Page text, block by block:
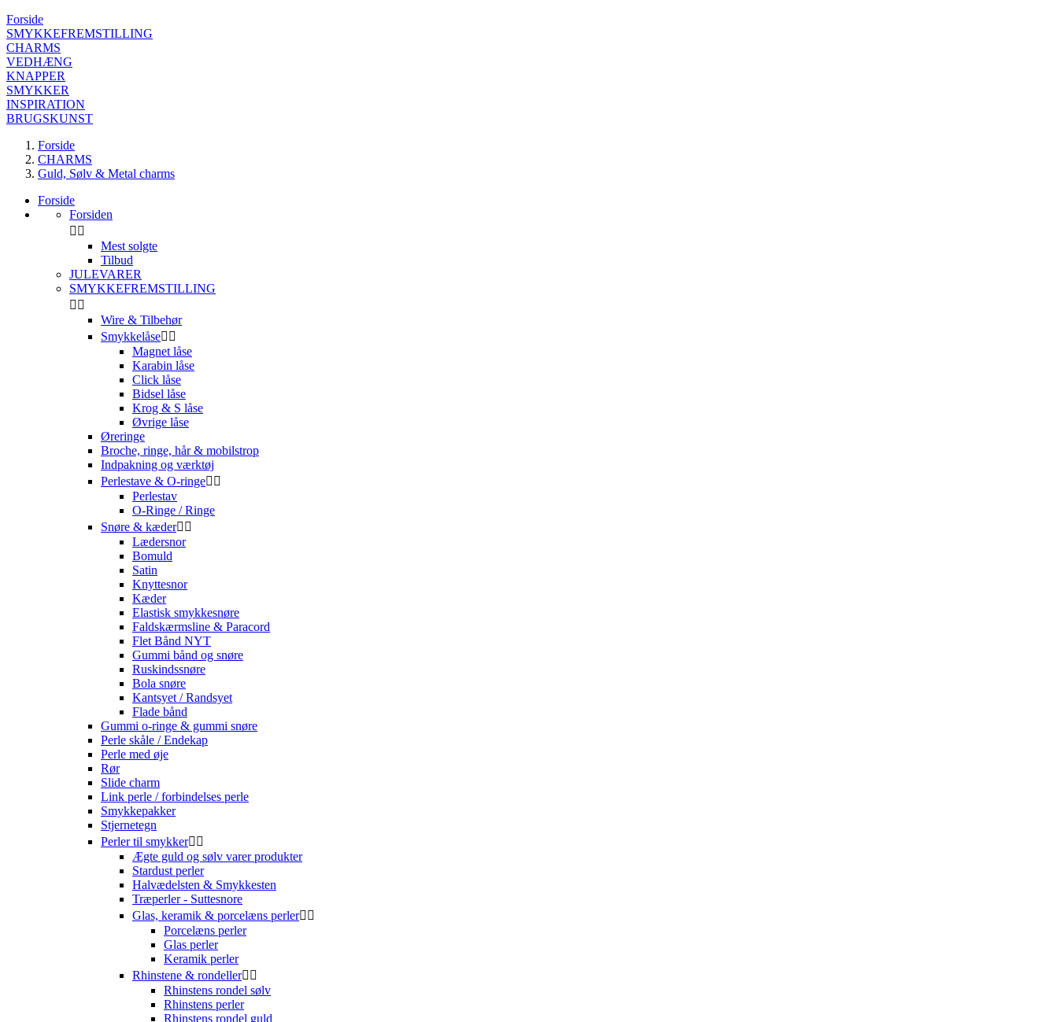
Forside
SMYKKEFREMSTILLING
CHARMS
VEDHÆNG
KNAPPER
SMYKKER
INSPIRATION
BRUGSKUNST
Forside
CHARMS
Guld, Sølv & Metal charms
Forside
Forsiden
 
Mest solgte
Tilbud
JULEVARER
SMYKKEFREMSTILLING
 
Wire & Tilbehør
Smykkelåse 
Magnet låse
Karabin låse
Click låse
Bidsel låse
Krog & S låse
Øvrige låse
Øreringe
Broche, ringe, hår & mobilstrop
Indpakning og værktøj
Perlestave & O-ringe 
Perlestav
O-Ringe / Ringe
Snøre & kæder 
Lædersnor
Bomuld
Satin
Knyttesnor
Kæder
Elastisk smykkesnøre
Faldskærmsline & Paracord
Flet Bånd NYT
Gummi bånd og snøre
Ruskindssnøre
Bola snøre
Kantsyet / Randsyet
Flade bånd
Gummi o-ringe & gummi snøre
Perle skåle / Endekap
Perle med øje
Rør
Slide charm
Link perle / forbindelses perle
Smykkepakker
Stjernetegn
Perler til smykker 
Ægte guld og sølv varer produkter
Stardust perler
Halvædelsten & Smykkesten
Træperler - Suttesnore
Glas, keramik & porcelæns perler 
Porcelæns perler
Glas perler
Keramik perler
Rhinstene & rondeller 
Rhinstens rondel sølv
Rhinstens perler
Rhinstens rondel guld